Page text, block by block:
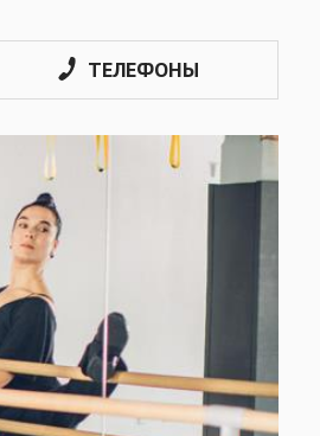
ТЕЛЕФОНЫ